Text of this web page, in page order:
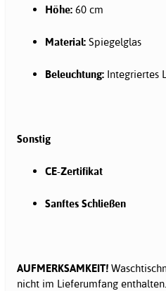
Höhe: 60 cm
Material: Spiegelglas
Beleuchtung: Integriertes
Sonstig
CE-Zertifikat
Sanftes Schließen
AUFMERKSAMKEIT!
nicht im Lieferumfang